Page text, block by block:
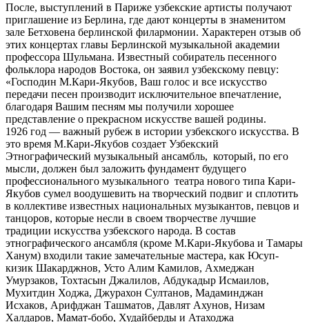
После, выступлений в Париже узбекские артисты по­лучают
приглашение из Берлина, где дают концерты в знаменитом
зале Бетховена берлинской филармонии. Характерен отзыв об
этих концертах главы Берлинской музыкальной академии
профессора Шульмана. Известный собиратель песенного
фольклора народов Востока, он заявил узбекскому певцу:
«Господин М.Кари-Якубов, Ваш голос и все искусство
передачи песен производит исключительное впечатление,
благодаря Вашим песням мы получили хорошее
представление о прекрасном искусстве вашей родины.
1926 год — важный рубеж в истории узбекского искусства. В
это время М.Кари-Якубов создает Узбекский
Этнографический музыкальный ансамбль, который, по его
мысли, должен был заложить фундамент будущего
профессионального музыкального театра нового типа Кари-
Якубов сумел воодушевить на творческий подвиг и сплотить
в коллективе известных национальных музыкантов, певцов и
танцоров, которые несли в своем творчестве лучшие
традиции искусства узбекского народа. В состав
этнографического ансамбля (кроме М.Кари-Якубова и Тамары
Ханум) входили такие замечательные мастера, как Юсуп-
кизик Шакарджнов, Усто Алим Камилов, Ахмеджан
Умурзаков, Тохтасын Джалилов, Абдукадыр Исмаилов,
Мухитдин Ходжа, Джурахон Султанов, Мадаминджан
Исхаков, Арифджан Ташматов, Давлят Ахунов, Низам
Халдаров, Мамат-бобо, Худайберды и Атаходжа